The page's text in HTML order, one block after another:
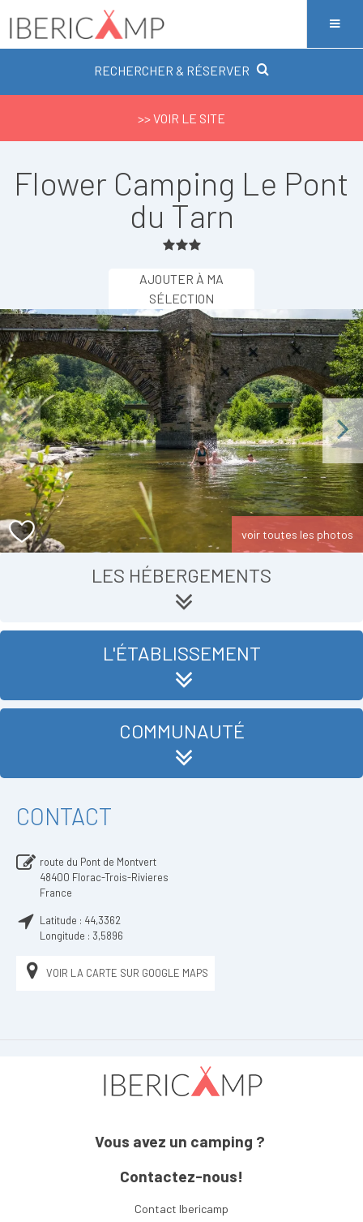
RECHERCHER & RÉSERVER
>> VOIR LE SITE
Flower Camping Le Pont
du Tarn
AJOUTER À MA
SÉLECTION
Next
voir toutes les photos
LES HÉBERGEMENTS
L'ÉTABLISSEMENT
COMMUNAUTÉ
CONTACT
route du Pont de Montvert
48400 Florac-Trois-Rivieres
France
Latitude : 44,3362
Longitude : 3,5896
VOIR LA CARTE SUR GOOGLE MAPS
Vous avez un camping ?
Contactez-nous!
Contact Ibericamp